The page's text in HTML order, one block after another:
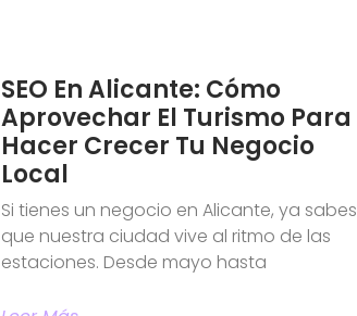
SEO En Alicante: Cómo
Aprovechar El Turismo Para
Hacer Crecer Tu Negocio
Local
Si tienes un negocio en Alicante, ya sabes
que nuestra ciudad vive al ritmo de las
estaciones. Desde mayo hasta